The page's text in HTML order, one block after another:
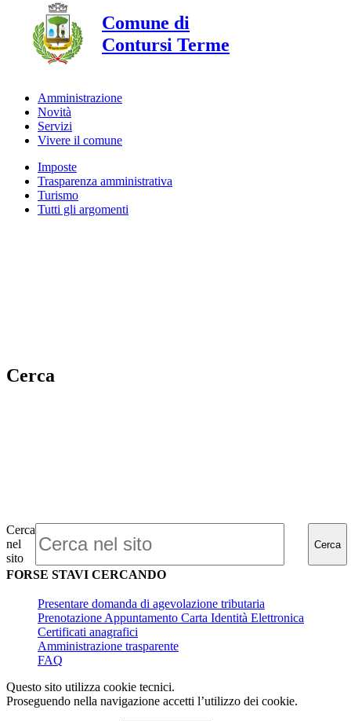
Comune di
Contursi Terme
Amministrazione
Novità
Servizi
Vivere il comune
Imposte
Trasparenza amministrativa
Turismo
Tutti gli argomenti
Cerca
Cerca
nel
sito
Cerca
FORSE STAVI CERCANDO
Presentare domanda di agevolazione tributaria
Prenotazione Appuntamento Carta Identità Elettronica
Certificati anagrafici
Amministrazione trasparente
FAQ
Questo sito utilizza cookie tecnici.
Proseguendo nella navigazione accetti l’utilizzo dei cookie.